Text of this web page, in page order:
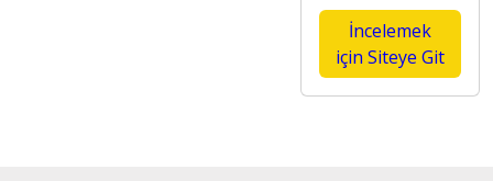
İncelemek
için Siteye Git